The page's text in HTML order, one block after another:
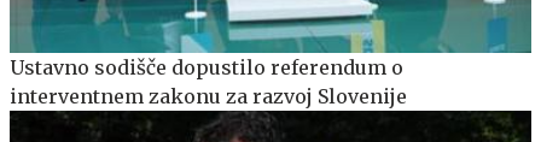
Ustavno sodišče dopustilo referendum o
interventnem zakonu za razvoj Slovenije